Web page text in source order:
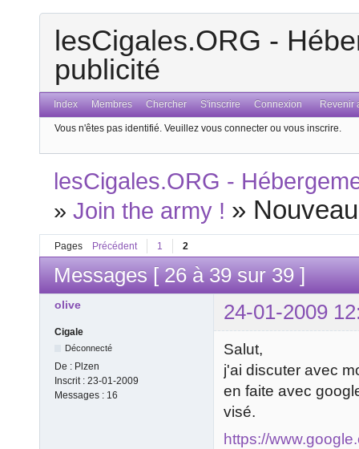
lesCigales.ORG -
publicité
Index Membres Chercher S'inscrire Connexion Revenir
Vous n'êtes pas identifié. Veuillez vous connecter ou vous inscrire.
lesCigales.ORG -
»Join the army ! »
Pages Précédent 1 2
Messages [ 26 à 39 sur 39 ]
olive 24-01-2009
Cigale
Déconnecté
De : Plzen
Inscrit : 23-01-2009
Messages : 16
Salut,
j'ai discuter avec
en faite avec
visé.
https://